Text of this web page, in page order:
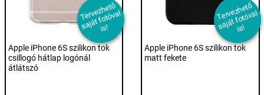
T
er
v
e
z
h
et
ő
s
aj
át f
ot
ó
v
al
i
s!
Apple iPhone 6S szilikon tok
csillogó hátlap logónál
átlátszó
T
er
v
e
z
h
et
ő
s
aj
át f
ot
ó
v
al
i
s!
Apple iPhone 6S szilikon tok
matt fekete